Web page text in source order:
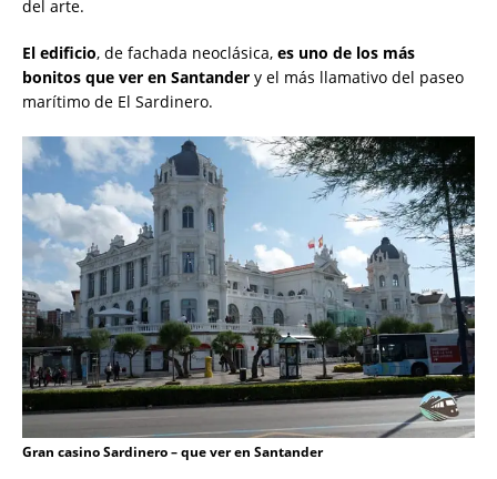
del arte.
El edificio, de fachada neoclásica, es uno de los más
bonitos que ver en Santander y el más llamativo del paseo
marítimo de El Sardinero.
Gran casino Sardinero – que ver en Santander